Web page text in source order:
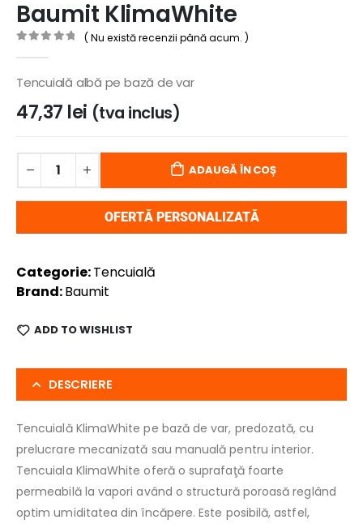
Baumit KlimaWhite
( Nu există recenzii până acum. )
Tencuială albă pe bază de var
47,37 lei (tva inclus)
ADAUGĂ ÎN COȘ
OFERTĂ PERSONALIZATĂ
Categorie:Tencuială
Brand:Baumit
ADD TO WISHLIST
DESCRIERE
Tencuială KlimaWhite pe bază de var, predozată, cu
prelucrare mecanizată sau manuală pentru interior.
Tencuiala KlimaWhite oferă o suprafaţă foarte
permeabilă la vapori având o structură poroasă reglând
optim umiditatea din încăpere. Este posibilă, astfel,